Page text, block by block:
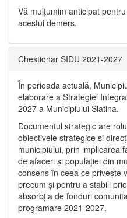
Vă mulţumim anticipat
acestui demers.
Chestionar SIDU 2021-2027
În perioada actuală,
elaborare a Strategiei
2027 a Municipiului Slatina.
Documentul strategic are
obiectivele strategice și
municipiului, prin implicarea
de afaceri și populației din
consens în ceea ce privește
precum și pentru a stabili
absorbția de fonduri
programare 2021-2027.